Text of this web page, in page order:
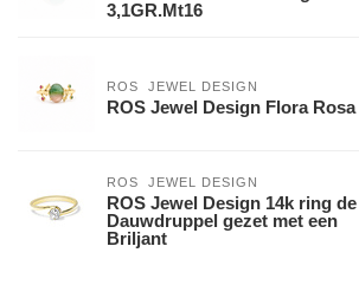
3,1GR.Mt16
ROS  JEWEL DESIGN
ROS Jewel Design Flora Rosa
ROS  JEWEL DESIGN
ROS Jewel Design 14k ring de
Dauwdruppel gezet met een
Briljant